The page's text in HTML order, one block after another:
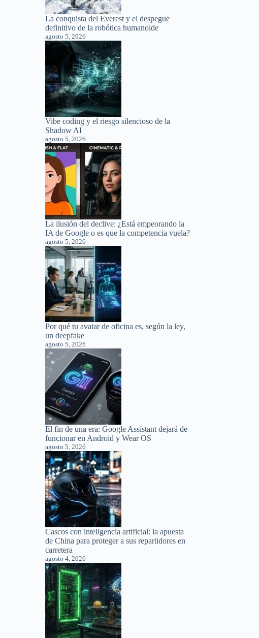
La conquista del Everest y el despegue
definitivo de la robótica humanoide
agosto 5, 2026
Vibe coding y el riesgo silencioso de la
Shadow AI
agosto 5, 2026
La ilusión del declive: ¿Está empeorando la
IA de Google o es que la competencia vuela?
agosto 5, 2026
Por qué tu avatar de oficina es, según la ley,
un deepfake
agosto 5, 2026
El fin de una era: Google Assistant dejará de
funcionar en Android y Wear OS
agosto 5, 2026
Cascos con inteligencia artificial: la apuesta
de China para proteger a sus repartidores en
carretera
agosto 4, 2026